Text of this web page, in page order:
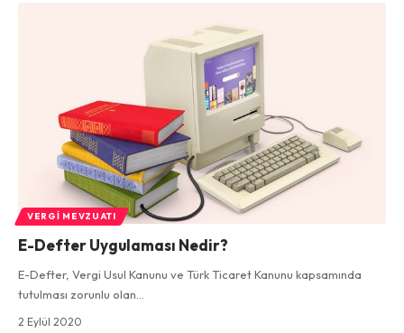
VERGI MEVZUATI
E-Defter Uygulaması Nedir?
E-Defter, Vergi Usul Kanunu ve Türk Ticaret Kanunu kapsamında
tutulması zorunlu olan…
2 Eylül 2020